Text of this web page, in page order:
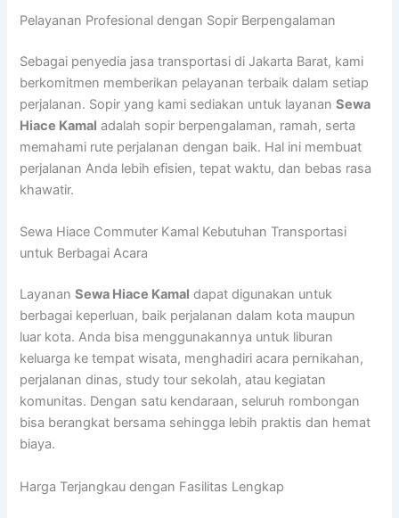
Pelayanan Profesional dengan Sopir Berpengalaman
Sebagai penyedia jasa transportasi di Jakarta Barat, kami
berkomitmen memberikan pelayanan terbaik dalam setiap
perjalanan. Sopir yang kami sediakan untuk layananSewa
Hiace Kamal adalah sopir berpengalaman, ramah, serta
memahami rute perjalanan dengan baik. Hal ini membuat
perjalanan Anda lebih efisien, tepat waktu, dan bebas rasa
khawatir.
Sewa Hiace Commuter Kamal Kebutuhan Transportasi
untuk Berbagai Acara
LayananSewa Hiace Kamal dapat digunakan untuk
berbagai keperluan, baik perjalanan dalam kota maupun
luar kota. Anda bisa menggunakannya untuk liburan
keluarga ke tempat wisata, menghadiri acara pernikahan,
perjalanan dinas, study tour sekolah, atau kegiatan
komunitas. Dengan satu kendaraan, seluruh rombongan
bisa berangkat bersama sehingga lebih praktis dan hemat
biaya.
Harga Terjangkau dengan Fasilitas Lengkap